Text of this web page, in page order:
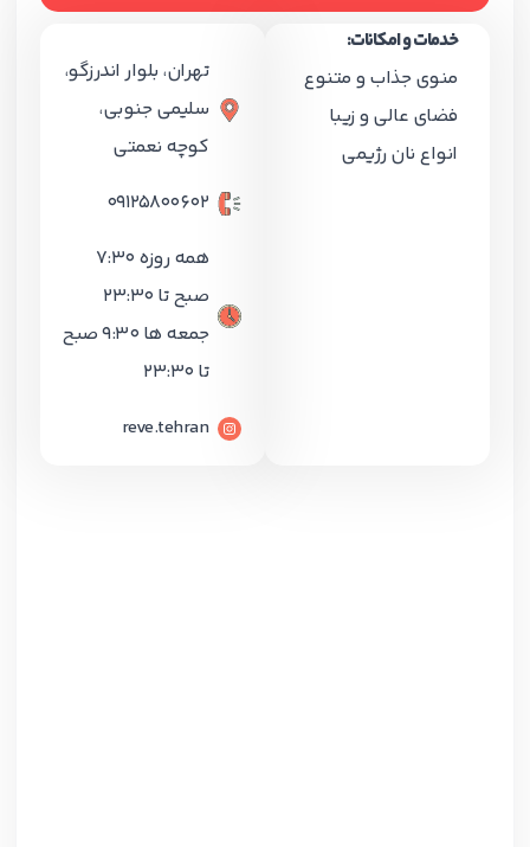
خدمات و امکانات:
منوی جذاب و متنوع
فضای عالی و زیبا
انواع نان رژیمی
تهران، بلوار اندرزگو،
سلیمی جنوبی،
کوچه نعمتی
09125800602
همه روزه 7:30
صبح تا 23:30
جمعه ها 9:30 صبح
تا 23:30
reve.tehran